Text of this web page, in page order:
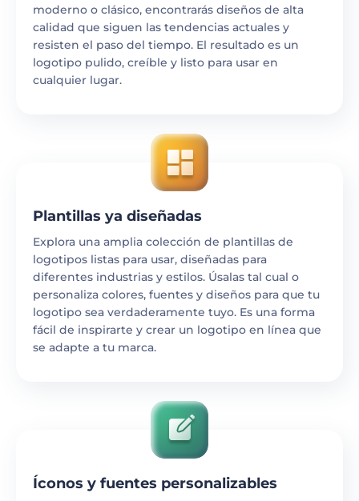
moderno o clásico, encontrarás diseños de alta
calidad que siguen las tendencias actuales y
resisten el paso del tiempo. El resultado es un
logotipo pulido, creíble y listo para usar en
cualquier lugar.
Plantillas ya diseñadas
Explora una amplia colección de plantillas de
logotipos listas para usar, diseñadas para
diferentes industrias y estilos. Úsalas tal cual o
personaliza colores, fuentes y diseños para que tu
logotipo sea verdaderamente tuyo. Es una forma
fácil de inspirarte y crear un logotipo en línea que
se adapte a tu marca.
Íconos y fuentes personalizables